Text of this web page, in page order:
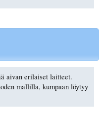
aivan erilaiset laitteet.
mallilla, kumpaan löytyy